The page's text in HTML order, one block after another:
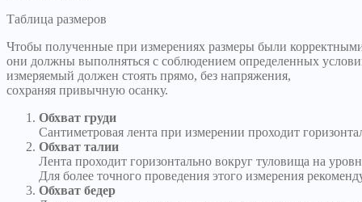
Таблица размеров
Чтобы полученные при измерениях размеры были
они должны выполняться с соблюдением определенных
измеряемый должен стоять прямо, без напряжения,
сохраняя привычную осанку.
Обхват груди
Сантиметровая лента при измерении проходит
Обхват талии
Лента проходит горизонтально вокруг туловища на
Для более точного проведения этого измерения
Обхват бедер